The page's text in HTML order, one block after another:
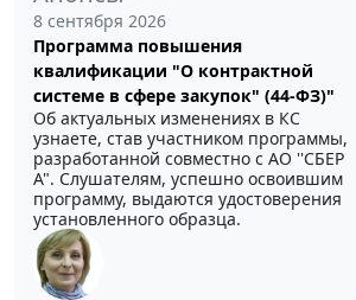
8 сентября 2026
Программа повышения
квалификации "О контрактной
системе в сфере закупок" (44-ФЗ)"
Об актуальных изменениях в КС
узнаете, став участником программы,
разработанной совместно с АО ''СБЕР
А". Слушателям, успешно освоившим
программу, выдаются удостоверения
установленного образца.